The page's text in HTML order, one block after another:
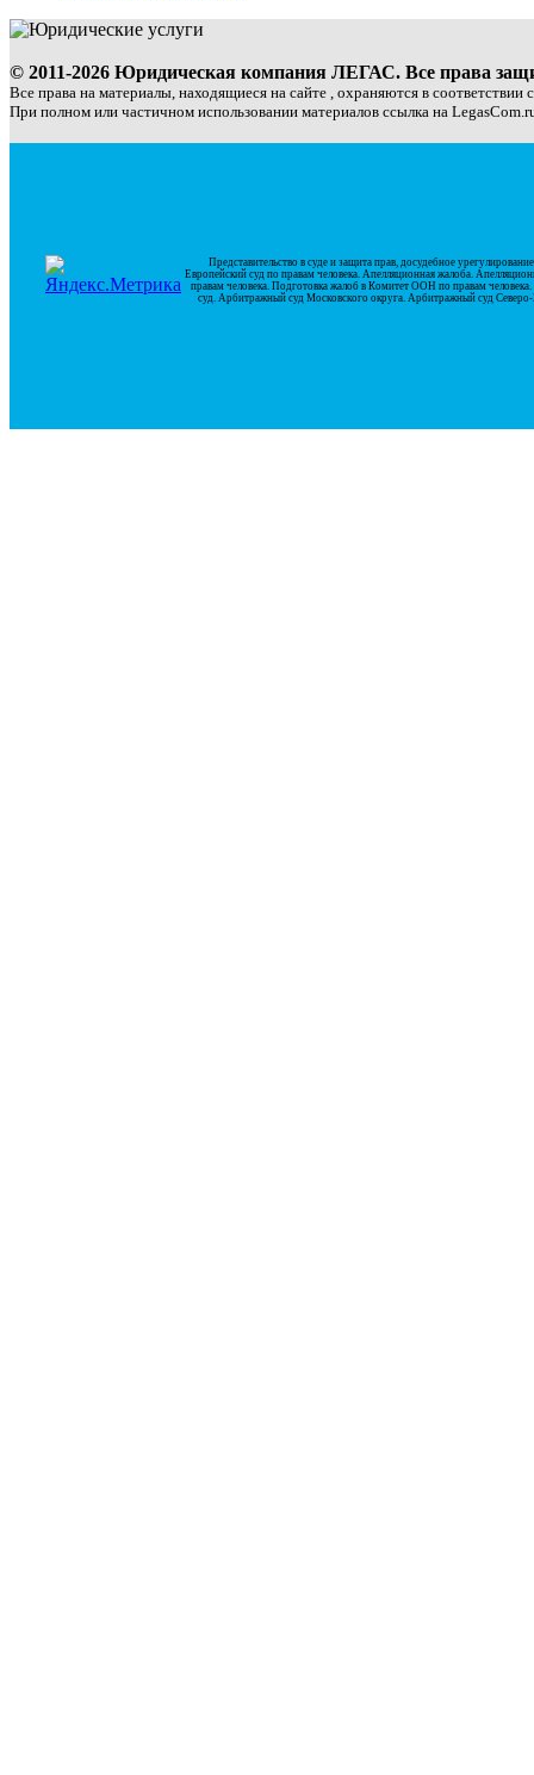
© 2011-2026 Юридическая компания ЛЕГАС. Все права
Все права на материалы, находящиеся на сайте , охраняются в соответствии
При полном или частичном использовании материалов ссылка на
Представительство в суде и защита прав, досудебное
Европейский суд по правам человека. Апелляционная жалоба.
правам человека. Подготовка жалоб в Комитет ООН по правам
суд. Арбитражный суд Московского округа. Арбитражный суд